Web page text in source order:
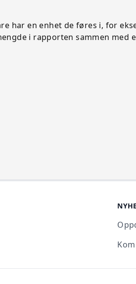
har en enhet de føres i, for
i rapporten sammen med